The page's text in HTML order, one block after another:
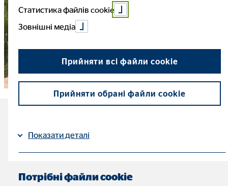
туризм:
Статистика файлів cookie
Зовнішні медіа
Прийняти всі файли cookie
Прийняти обрані файли cookie
Показати деталі
Потрібні файли cookie